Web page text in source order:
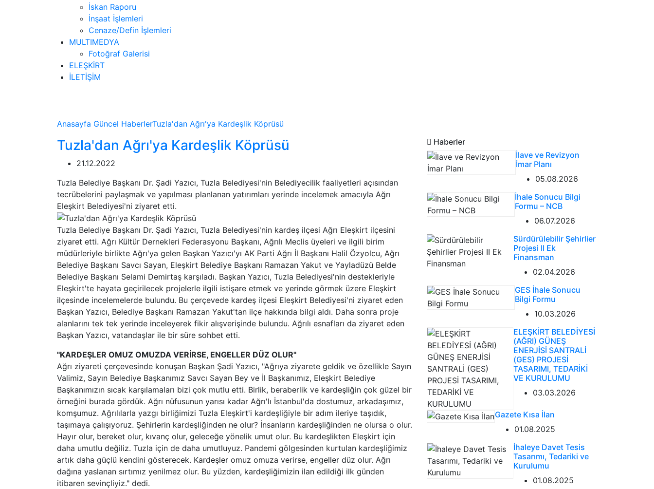
İskan Raporu
İnşaat İşlemleri
Cenaze/Defin İşlemleri
MULTIMEDYA
Fotoğraf Galerisi
ELEŞKİRT
İLETİŞİM
Anasayfa Güncel HaberlerTuzla'dan Ağrı'ya Kardeşlik Köprüsü
Tuzla'dan Ağrı'ya Kardeşlik Köprüsü
21.12.2022
Tuzla Belediye Başkanı Dr. Şadi Yazıcı, Tuzla Belediyesi'nin Belediyecilik faaliyetleri açısından
tecrübelerini paylaşmak ve yapılması planlanan yatırımları yerinde incelemek amacıyla Ağrı
Eleşkirt Belediyesi'ni ziyaret etti.
Tuzla Belediye Başkanı Dr. Şadi Yazıcı, Tuzla Belediyesi'nin kardeş ilçesi Ağrı Eleşkirt ilçesini
ziyaret etti. Ağrı Kültür Dernekleri Federasyonu Başkanı, Ağrılı Meclis üyeleri ve ilgili birim
müdürleriyle birlikte Ağrı'ya gelen Başkan Yazıcı'yı AK Parti Ağrı İl Başkanı Halil Özyolcu, Ağrı
Belediye Başkanı Savcı Sayan, Eleşkirt Belediye Başkanı Ramazan Yakut ve Yayladüzü Belde
Belediye Başkanı Selami Demirtaş karşıladı. Başkan Yazıcı, Tuzla Belediyesi'nin destekleriyle
Eleşkirt'te hayata geçirilecek projelerle ilgili istişare etmek ve yerinde görmek üzere Eleşkirt
ilçesinde incelemelerde bulundu. Bu çerçevede kardeş ilçesi Eleşkirt Belediyesi'ni ziyaret eden
Başkan Yazıcı, Belediye Başkanı Ramazan Yakut'tan ilçe hakkında bilgi aldı. Daha sonra proje
alanlarını tek tek yerinde inceleyerek fikir alışverişinde bulundu. Ağrılı esnafları da ziyaret eden
Başkan Yazıcı, vatandaşlar ile bir süre sohbet etti.
"KARDEŞLER OMUZ OMUZDA VERİRSE, ENGELLER DÜZ OLUR"
Ağrı ziyareti çerçevesinde konuşan Başkan Şadi Yazıcı, "Ağrıya ziyarete geldik ve özellikle Sayın
Valimiz, Sayın Belediye Başkanımız Savcı Sayan Bey ve İl Başkanımız, Eleşkirt Belediye
Başkanımızın sıcak karşılamaları bizi çok mutlu etti. Birlik, beraberlik ve kardeşliğin çok güzel bir
örneğini burada gördük. Ağrı nüfusunun yarısı kadar Ağrı'lı İstanbul'da dostumuz, arkadaşımız,
komşumuz. Ağrılılarla yazgı birliğimizi Tuzla Eleşkirt'i kardeşliğiyle bir adım ileriye taşıdık,
taşımaya çalışıyoruz. Şehirlerin kardeşliğinden ne olur? İnsanların kardeşliğinden ne olursa o olur.
Hayır olur, bereket olur, kıvanç olur, geleceğe yönelik umut olur. Bu kardeşlikten Eleşkirt için
daha umutlu değiliz. Tuzla için de daha umutluyuz. Pandemi gölgesinden kurtulan kardeşliğimiz
artık daha güçlü kendini gösterecek. Kardeşler omuz omuza verirse, engeller düz olur. Ağrı
dağına yaslanan sırtımız yenilmez olur. Bu yüzden, kardeşliğimizin ilan edildiği ilk günden
itibaren sevinçliyiz." dedi.
Haberler
İlave ve Revizyon
İmar Planı
05.08.2026
İhale Sonucu Bilgi
Formu – NCB
06.07.2026
Sürdürülebilir Şehirlier
Projesi II Ek
Finansman
02.04.2026
GES İhale Sonucu
Bilgi Formu
10.03.2026
ELEŞKİRT BELEDİYESİ
(AĞRI) GÜNEŞ
ENERJİSİ SANTRALİ
(GES) PROJESİ
TASARIMI, TEDARİKİ
VE KURULUMU
03.03.2026
Gazete Kısa İlan
01.08.2025
İhaleye Davet Tesis
Tasarımı, Tedariki ve
Kurulumu
01.08.2025